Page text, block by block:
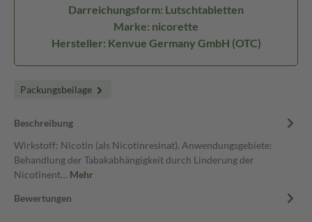
Darreichungsform: Lutschtabletten
Marke: nicorette
Hersteller: Kenvue Germany GmbH (OTC)
Packungsbeilage
Beschreibung
Wirkstoff: Nicotin (als Nicotinresinat). Anwendungsgebiete:
Behandlung der Tabakabhängigkeit durch Linderung der
Nicotinent… Mehr
Bewertungen